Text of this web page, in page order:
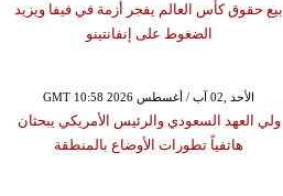
بيع حقوق كأس العالم يفجر أزمة في فيفا ويزيد
الضغوط على إنفانتينو
GMT 10:58 2026 الأحد ,02 آب / أغسطس
ولي العهد السعودي والرئيس الأمريكي يبحثان
هاتفياً تطورات الأوضاع بالمنطقة